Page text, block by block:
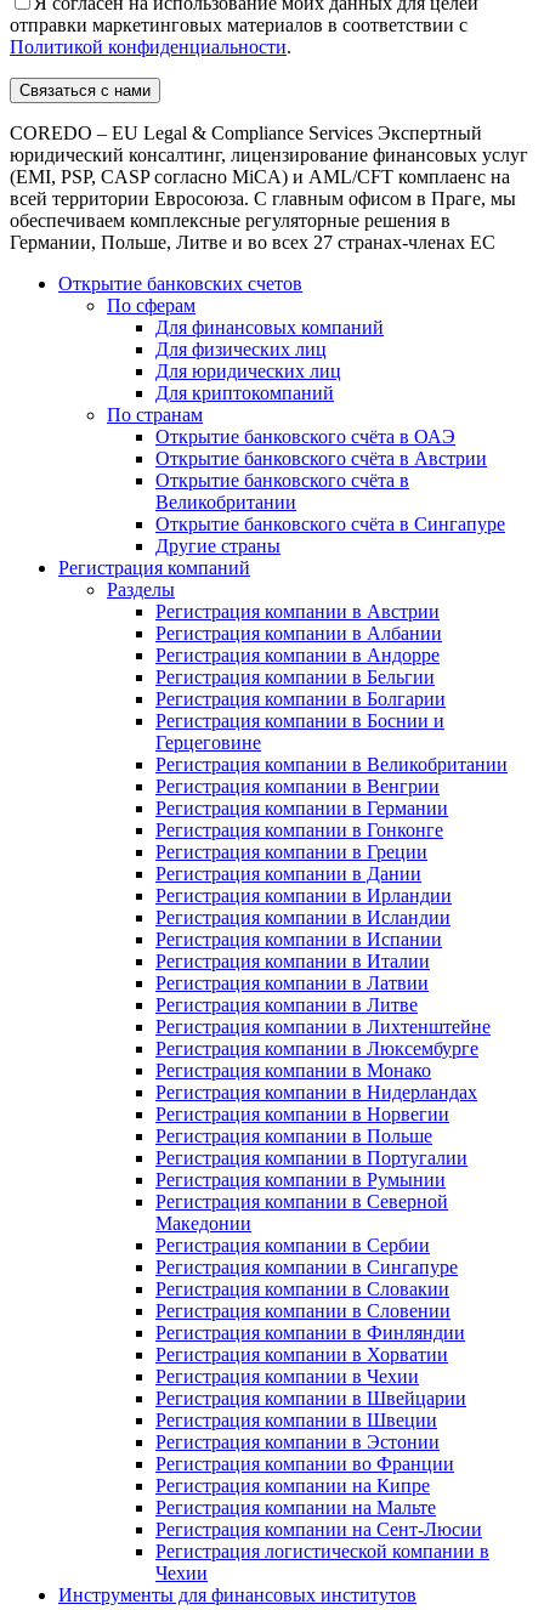
отправки маркетинговых материалов в соответствии с
Политикой конфиденциальности.
COREDO – EU Legal & Compliance Services Экспертный
юридический консалтинг, лицензирование финансовых услуг
(EMI, PSP, CASP согласно MiCA) и AML/CFT комплаенс на
всей территории Евросоюза. С главным офисом в Праге, мы
обеспечиваем комплексные регуляторные решения в
Германии, Польше, Литве и во всех 27 странах-членах ЕС
Открытие банковских счетов
По сферам
Для финансовых компаний
Для физических лиц
Для юридических лиц
Для криптокомпаний
По странам
Открытие банковского счёта в ОАЭ
Открытие банковского счёта в Австрии
Открытие банковского счёта в
Великобритании
Открытие банковского счёта в Сингапуре
Другие страны
Регистрация компаний
Разделы
Регистрация компании в Австрии
Регистрация компании в Албании
Регистрация компании в Андорре
Регистрация компании в Бельгии
Регистрация компании в Болгарии
Регистрация компании в Боснии и
Герцеговине
Регистрация компании в Великобритании
Регистрация компании в Венгрии
Регистрация компании в Германии
Регистрация компании в Гонконге
Регистрация компании в Греции
Регистрация компании в Дании
Регистрация компании в Ирландии
Регистрация компании в Исландии
Регистрация компании в Испании
Регистрация компании в Италии
Регистрация компании в Латвии
Регистрация компании в Литве
Регистрация компании в Лихтенштейне
Регистрация компании в Люксембурге
Регистрация компании в Монако
Регистрация компании в Нидерландах
Регистрация компании в Норвегии
Регистрация компании в Польше
Регистрация компании в Португалии
Регистрация компании в Румынии
Регистрация компании в Северной
Македонии
Регистрация компании в Сербии
Регистрация компании в Сингапуре
Регистрация компании в Словакии
Регистрация компании в Словении
Регистрация компании в Финляндии
Регистрация компании в Хорватии
Регистрация компании в Чехии
Регистрация компании в Швейцарии
Регистрация компании в Швеции
Регистрация компании в Эстонии
Регистрация компании во Франции
Регистрация компании на Кипре
Регистрация компании на Мальте
Регистрация компании на Сент-Люсии
Регистрация логистической компании в
Чехии
Инструменты для финансовых институтов